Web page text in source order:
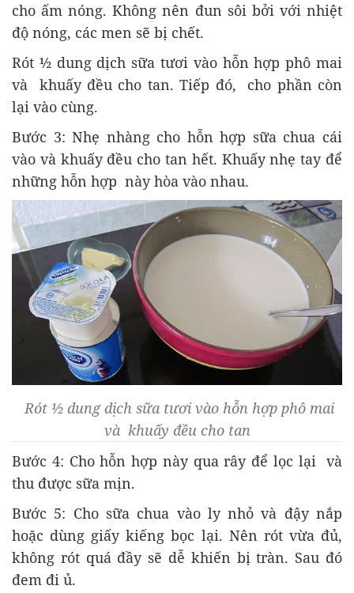
cho ấm nóng. Không nên đun sôi bởi với nhiệt
độ nóng, các men sẽ bị chết.
Rót ½ dung dịch sữa tươi vào hỗn hợp phô mai
và khuấy đều cho tan. Tiếp đó, cho phần còn
lại vào cùng.
Bước 3: Nhẹ nhàng cho hỗn hợp sữa chua cái
vào và khuấy đều cho tan hết. Khuấy nhẹ tay để
những hỗn hợp này hòa vào nhau.
Rót ½ dung dịch sữa tươi vào hỗn hợp phô mai
và khuấy đều cho tan
Bước 4: Cho hỗn hợp này qua rây để lọc lại và
thu được sữa mịn.
Bước 5: Cho sữa chua vào ly nhỏ và đậy nắp
hoặc dùng giấy kiếng bọc lại. Nên rót vừa đủ,
không rót quá đầy sẽ dễ khiến bị tràn. Sau đó
đem đi ủ.